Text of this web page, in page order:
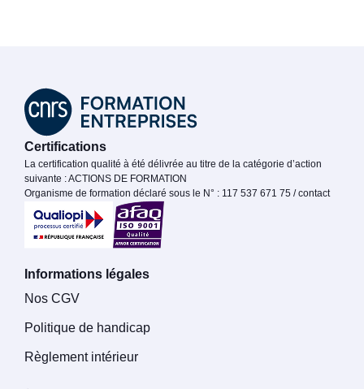
Certifications
La certification qualité à été délivrée au titre de la catégorie d’action
suivante : ACTIONS DE FORMATION
Organisme de formation déclaré sous le N° : 117 537 671 75 / contact
Informations légales
Nos CGV
Politique de handicap
Règlement intérieur